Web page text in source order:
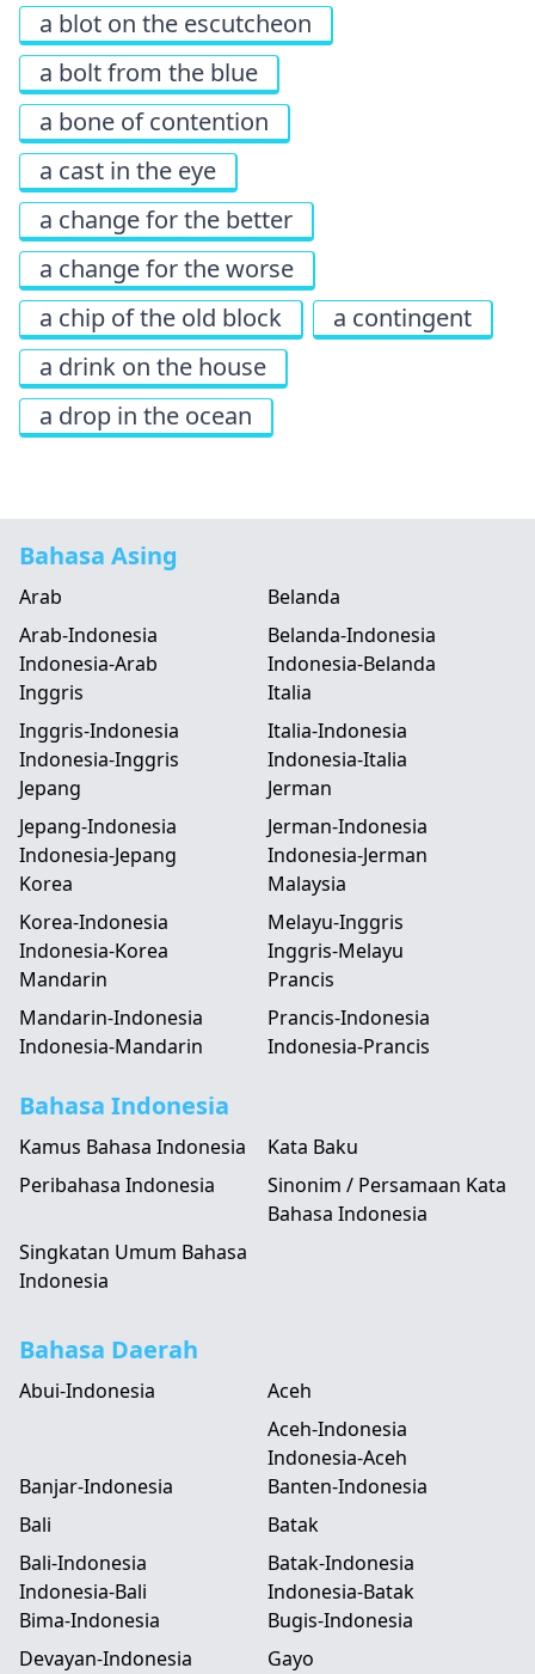
a blot on the escutcheon
a bolt from the blue
a bone of contention
a cast in the eye
a change for the better
a change for the worse
a chip of the old block
a contingent
a drink on the house
a drop in the ocean
Bahasa Asing
Arab
Arab-Indonesia
Indonesia-Arab
Belanda
Belanda-Indonesia
Indonesia-Belanda
Inggris
Inggris-Indonesia
Indonesia-Inggris
Italia
Italia-Indonesia
Indonesia-Italia
Jepang
Jepang-Indonesia
Indonesia-Jepang
Jerman
Jerman-Indonesia
Indonesia-Jerman
Korea
Korea-Indonesia
Indonesia-Korea
Malaysia
Melayu-Inggris
Inggris-Melayu
Mandarin
Mandarin-Indonesia
Indonesia-Mandarin
Prancis
Prancis-Indonesia
Indonesia-Prancis
Bahasa Indonesia
Kamus Bahasa Indonesia
Kata Baku
Peribahasa Indonesia
Sinonim / Persamaan Kata
Bahasa Indonesia
Singkatan Umum Bahasa
Indonesia
Bahasa Daerah
Abui-Indonesia
Aceh
Aceh-Indonesia
Indonesia-Aceh
Banjar-Indonesia
Banten-Indonesia
Bali
Bali-Indonesia
Indonesia-Bali
Batak
Batak-Indonesia
Indonesia-Batak
Bima-Indonesia
Bugis-Indonesia
Devayan-Indonesia
Gayo